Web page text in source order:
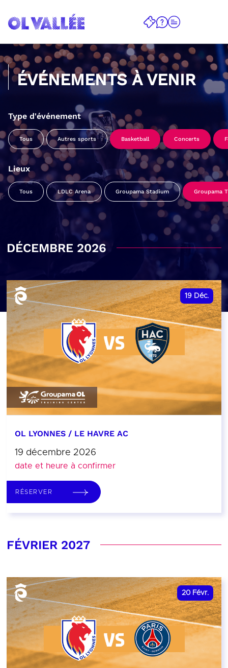
ÉVÉNEMENTS À VENIR
Type d'événement
Tous Autres sports Basketball Concerts
Lieux
Tous LDLC Arena Groupama Stadium Groupama
DÉCEMBRE 2026
19 Déc.
OL LYONNES / LE HAVRE AC
19 décembre 2026
date et heure à confirmer
RÉSERVER
FÉVRIER 2027
20 Févr.